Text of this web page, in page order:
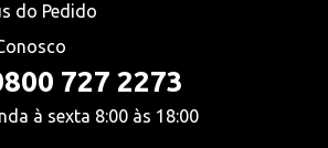
do Pedido
727 2273
à sexta 8:00 às 18:00